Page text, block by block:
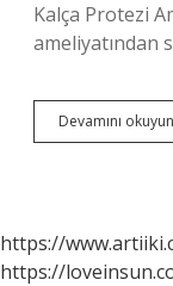
Kalça Protezi
ameliyatından
Devamını okuyun
https://
https://